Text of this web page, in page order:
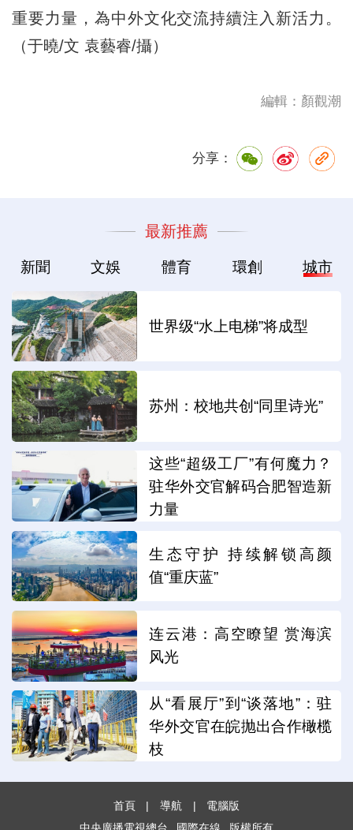
重要力量，為中外文化交流持續注入新活力。
（于曉/文 袁藝睿/攝）
編輯：顏觀潮
分享：
最新推薦
新聞 文娛 體育 環創 城市
世界级“水上电梯”将成型
苏州：校地共创“同里诗光”
这些“超级工厂”有何魔力？
驻华外交官解码合肥智造新
力量
生态守护 持续解锁高颜
值“重庆蓝”
连云港：高空瞭望 赏海滨
风光
从“看展厅”到“谈落地”：驻
华外交官在皖抛出合作橄榄
枝
首頁 | 導航 |
電腦版